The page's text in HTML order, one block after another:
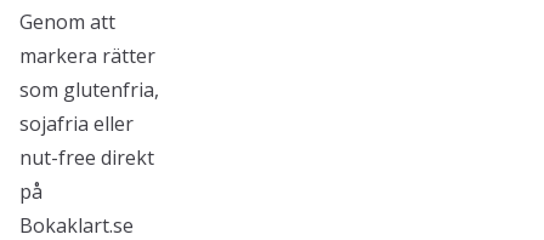
Genom att
markera rätter
som glutenfria,
sojafria eller
nut-free direkt
på
Bokaklart.se